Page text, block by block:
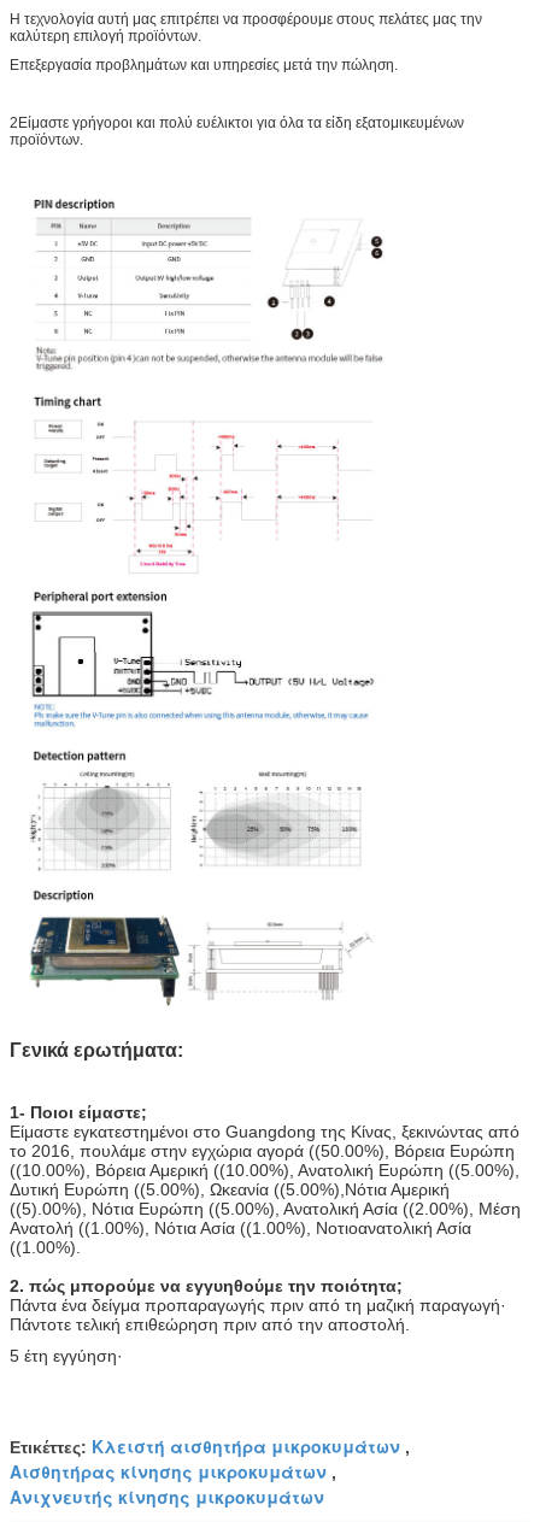
Η τεχνολογία αυτή μας επιτρέπει να προσφέρουμε στους πελάτες μας την
καλύτερη επιλογή προϊόντων.
Επεξεργασία προβλημάτων και υπηρεσίες μετά την πώληση.
2Είμαστε γρήγοροι και πολύ ευέλικτοι για όλα τα είδη εξατομικευμένων
προϊόντων.
Γενικά ερωτήματα:
1- Ποιοι είμαστε;
Είμαστε εγκατεστημένοι στο Guangdong της Κίνας, ξεκινώντας από
το 2016, πουλάμε στην εγχώρια αγορά ((50.00%), Βόρεια Ευρώπη
((10.00%), Βόρεια Αμερική ((10.00%), Ανατολική Ευρώπη ((5.00%),
Δυτική Ευρώπη ((5.00%), Ωκεανία ((5.00%),Νότια Αμερική
((5).00%), Νότια Ευρώπη ((5.00%), Ανατολική Ασία ((2.00%), Μέση
Ανατολή ((1.00%), Νότια Ασία ((1.00%), Νοτιοανατολική Ασία
((1.00%).
2. πώς μπορούμε να εγγυηθούμε την ποιότητα;
Πάντα ένα δείγμα προπαραγωγής πριν από τη μαζική παραγωγή·
Πάντοτε τελική επιθεώρηση πριν από την αποστολή.
5 έτη εγγύηση·
Ετικέττες: Κλειστή αισθητήρα μικροκυμάτων ,
Αισθητήρας κίνησης μικροκυμάτων ,
Ανιχνευτής κίνησης μικροκυμάτων